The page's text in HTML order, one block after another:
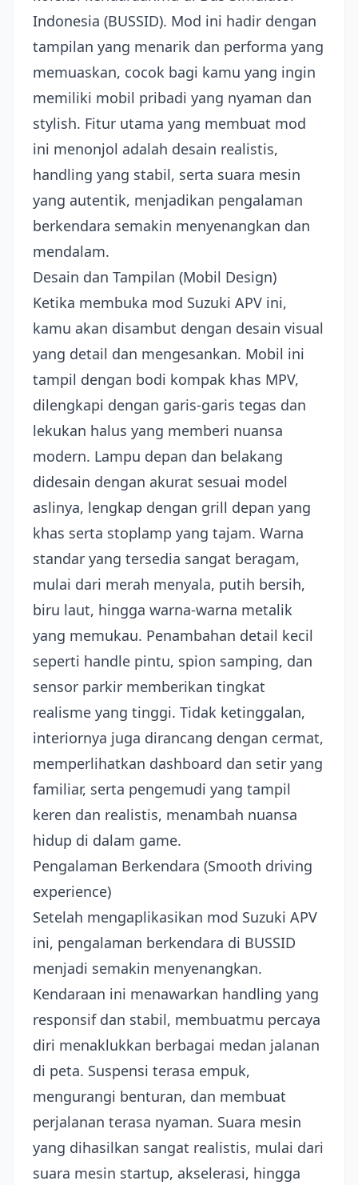
Indonesia (BUSSID). Mod ini hadir dengan
tampilan yang menarik dan performa yang
memuaskan, cocok bagi kamu yang ingin
memiliki mobil pribadi yang nyaman dan
stylish. Fitur utama yang membuat mod
ini menonjol adalah desain realistis,
handling yang stabil, serta suara mesin
yang autentik, menjadikan pengalaman
berkendara semakin menyenangkan dan
mendalam.
Desain dan Tampilan (Mobil Design)
Ketika membuka mod Suzuki APV ini,
kamu akan disambut dengan desain visual
yang detail dan mengesankan. Mobil ini
tampil dengan bodi kompak khas MPV,
dilengkapi dengan garis-garis tegas dan
lekukan halus yang memberi nuansa
modern. Lampu depan dan belakang
didesain dengan akurat sesuai model
aslinya, lengkap dengan grill depan yang
khas serta stoplamp yang tajam. Warna
standar yang tersedia sangat beragam,
mulai dari merah menyala, putih bersih,
biru laut, hingga warna-warna metalik
yang memukau. Penambahan detail kecil
seperti handle pintu, spion samping, dan
sensor parkir memberikan tingkat
realisme yang tinggi. Tidak ketinggalan,
interiornya juga dirancang dengan cermat,
memperlihatkan dashboard dan setir yang
familiar, serta pengemudi yang tampil
keren dan realistis, menambah nuansa
hidup di dalam game.
Pengalaman Berkendara (Smooth driving
experience)
Setelah mengaplikasikan mod Suzuki APV
ini, pengalaman berkendara di BUSSID
menjadi semakin menyenangkan.
Kendaraan ini menawarkan handling yang
responsif dan stabil, membuatmu percaya
diri menaklukkan berbagai medan jalanan
di peta. Suspensi terasa empuk,
mengurangi benturan, dan membuat
perjalanan terasa nyaman. Suara mesin
yang dihasilkan sangat realistis, mulai dari
suara mesin startup, akselerasi, hingga